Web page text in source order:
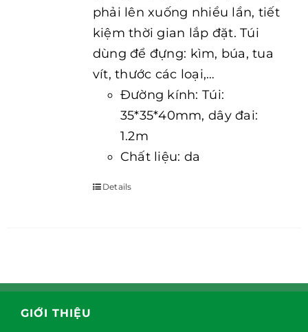
phải lên xuống nhiều lần, tiết
kiệm thời gian lắp đặt. Túi
dùng để đựng: kìm, búa, tua
vít, thước các loại,…
Đường kính: Túi:
35*35*40mm, dây đai:
1.2m
Chất liệu: da
Details
GIỚI THIỆU